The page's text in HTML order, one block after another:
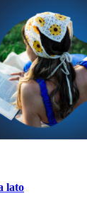
lato